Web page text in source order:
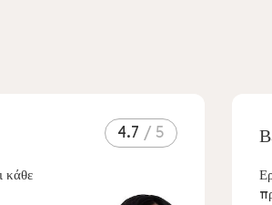
4.7
κάθε